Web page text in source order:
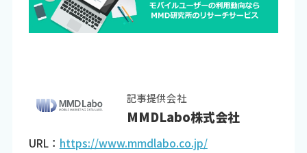
記事提供会社
MMDLabo株式会社
URL： https://www.mmdlabo.co.jp/